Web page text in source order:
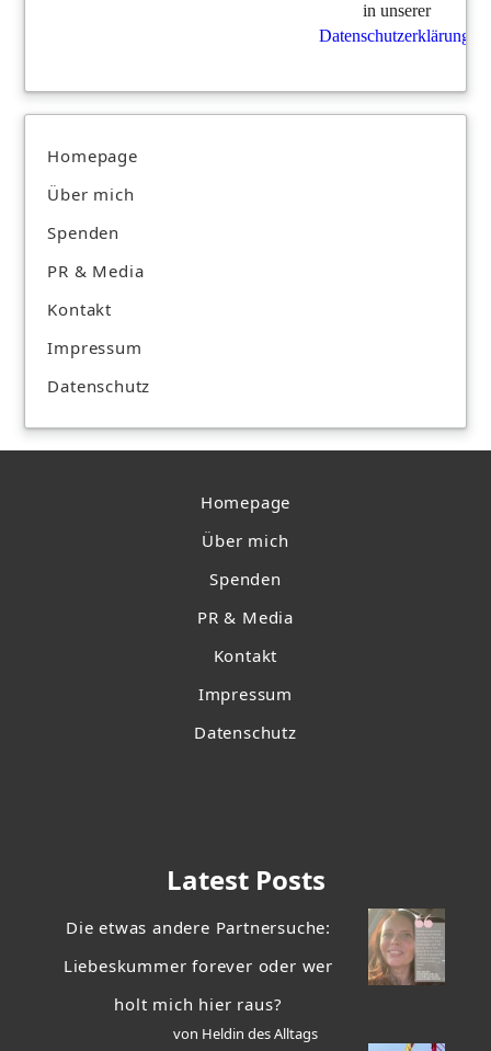
in unserer
Datenschutzerklärung
Homepage
Über mich
Spenden
PR & Media
Kontakt
Impressum
Datenschutz
Homepage
Über mich
Spenden
PR & Media
Kontakt
Impressum
Datenschutz
Latest Posts
Die etwas andere Partnersuche:
Liebeskummer forever oder wer
holt mich hier raus?
von Heldin des Alltags